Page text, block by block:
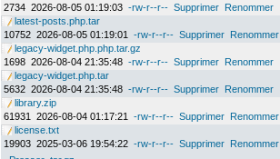
2734 2026-08-05 01:19:03 -rw-r--r-- Supprimer Renommer
latest-posts.php.tar
10752 2026-08-05 01:19:01 -rw-r--r-- Supprimer Renommer
legacy-widget.php.php.tar.gz
1698 2026-08-04 21:35:48 -rw-r--r-- Supprimer Renommer
legacy-widget.php.tar
5632 2026-08-04 21:35:48 -rw-r--r-- Supprimer Renommer
library.zip
61931
2026-08-04 01:17:21 -rw-r--r-- Supprimer Renommer
license.txt
19903 2025-03-06 19:54:22 -rw-r--r-- Supprimer Renommer